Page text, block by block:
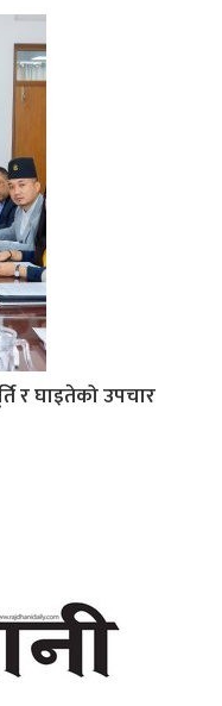
र घाइतेको उपचार